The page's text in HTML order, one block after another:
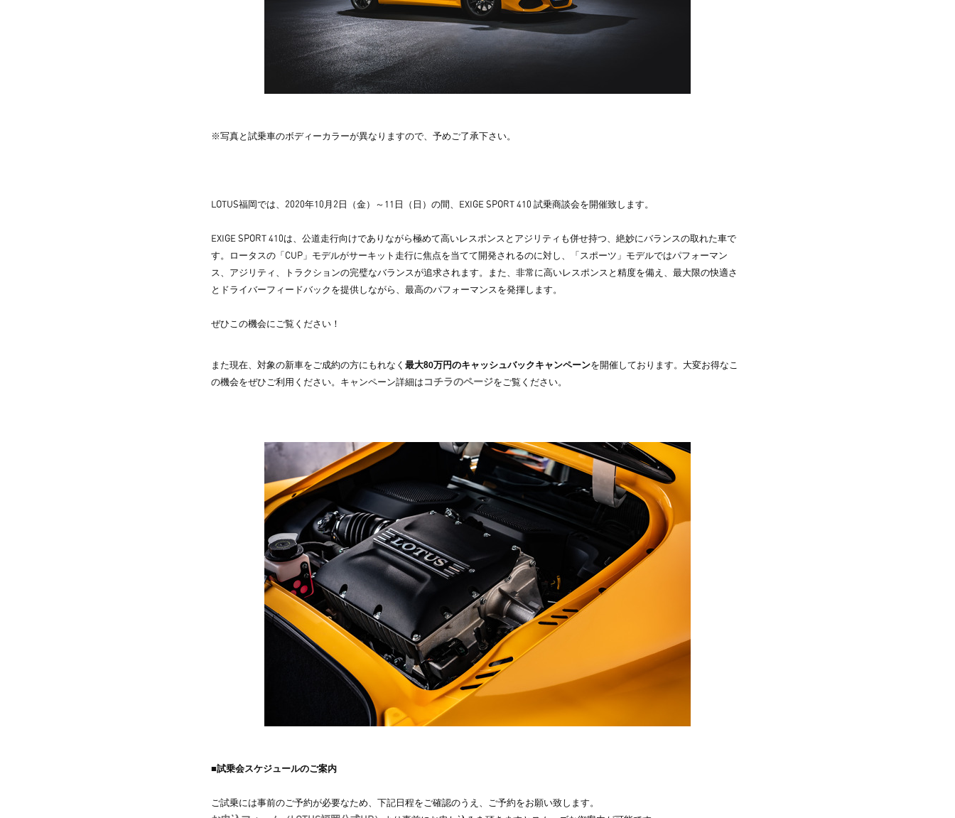
※写真と試乗車のボディーカラーが異なりますので、予めご了承下さい。
LOTUS福岡では、2020年10月2日（金）～11日（日）の間、EXIGE SPORT 410 試乗商談会を開催致します。
EXIGE SPORT 410は、公道走行向けでありながら極めて高いレスポンスとアジリティも併せ持つ、絶妙にバランスの取れた車で
す。ロータスの「CUP」モデルがサーキット走行に焦点を当てて開発されるのに対し、「スポーツ」モデルではパフォーマン
ス、アジリティ、トラクションの完璧なバランスが追求されます。また、非常に高いレスポンスと精度を備え、最大限の快適さ
とドライバーフィードバックを提供しながら、最高のパフォーマンスを発揮します。
ぜひこの機会にご覧ください！
また現在、対象の新車をご成約の方にもれなく 最大80万円のキャッシュバックキャンペーンを開催しております。大変お得なこ
の機会をぜひご利用ください。キャンペーン詳細は コチラのページをご覧ください。
■試乗会スケジュールのご案内
ご試乗には事前のご予約が必要なため、下記日程をご確認のうえ、ご予約をお願い致します。